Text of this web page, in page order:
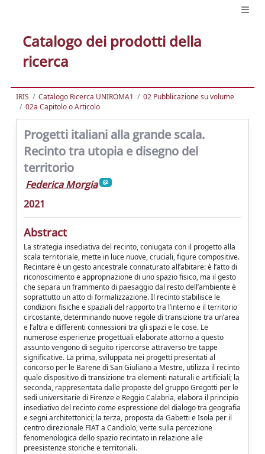
Catalogo dei prodotti della
ricerca
IRIS Catalogo Ricerca UNIROMA1
02 Pubblicazione su volume
02a Capitolo o Articolo
Progetti italiani alla grande scala.
Recinto tra utopia e disegno del
territorio
Federica Morgia
2021
Abstract
La strategia insediativa del recinto, coniugata con il progetto alla
scala territoriale, mette in luce nuove, cruciali, figure compositive.
Recintare è un gesto ancestrale connaturato all’abitare: è l’atto di
riconoscimento e appropriazione di uno spazio fisico, ma il gesto
che separa un frammento di paesaggio dal resto dell’ambiente è
soprattutto un atto di formalizzazione. Il recinto stabilisce le
condizioni fisiche e spaziali del rapporto tra l’interno e il territorio
circostante, determinando nuove regole di transizione tra un’area
e l’altra e differenti connessioni tra gli spazi e le cose. Le
numerose esperienze progettuali elaborate attorno a questo
assunto vengono di seguito ripercorse attraverso tre tappe
significative. La prima, sviluppata nei progetti presentati al
concorso per le Barene di San Giuliano a Mestre, utilizza il recinto
quale dispositivo di transizione tra elementi naturali e artificiali; la
seconda, rappresentata dalle proposte del gruppo Gregotti per le
sedi universitarie di Firenze e Reggio Calabria, elabora il principio
insediativo del recinto come espressione del dialogo tra geografia
e segni architettonici; la terza, proposta da Gabetti e Isola per il
centro direzionale FIAT a Candiolo, verte sulla percezione
fenomenologica dello spazio recintato in relazione alle
preesistenze storiche e territoriali.